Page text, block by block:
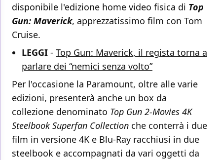
disponibile l'edizione home video fisica di Top
Gun: Maverick, apprezzatissimo film con Tom
Cruise.
LEGGI - Top Gun: Maverick, il regista torna a
parlare dei “nemici senza volto”
Per l'occasione la Paramount, oltre alle varie
edizioni, presenterà anche un box da
collezione denominato Top Gun 2-Movies 4K
Steelbook Superfan Collection che conterrà i due
film in versione 4K e Blu-Ray racchiusi in due
steelbook e accompagnati da vari oggetti da